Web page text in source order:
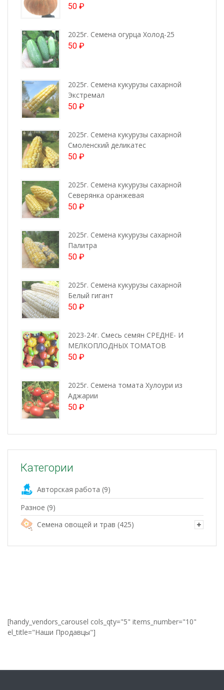
50 ₽
2025г. Семена огурца Холод-25
50 ₽
2025г. Семена кукурузы сахарной
Экстремал
50 ₽
2025г. Семена кукурузы сахарной
Смоленский деликатес
50 ₽
2025г. Семена кукурузы сахарной
Северянка оранжевая
50 ₽
2025г. Семена кукурузы сахарной
Палитра
50 ₽
2025г. Семена кукурузы сахарной
Белый гигант
50 ₽
2023-24г. Смесь семян СРЕДНЕ- И
МЕЛКОПЛОДНЫХ ТОМАТОВ
50 ₽
2025г. Семена томата Хулоури из
Аджарии
50 ₽
Категории
Авторская работа (9)
Разное (9)
Семена овощей и трав (425)
[handy_vendors_carousel cols_qty="5" items_number="10"
el_title="Наши Продавцы"]